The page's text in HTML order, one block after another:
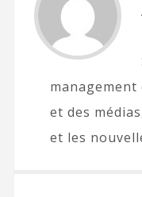
management
et des
et les